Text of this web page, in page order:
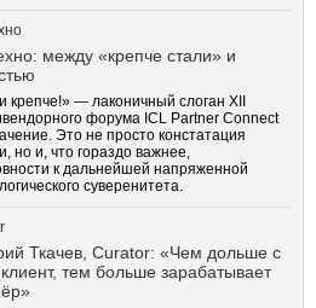
между «крепче стали» и
крепче!» — лаконичный слоган XII
форума ICL Partner Connect
Это не просто констатация
но и, что гораздо важнее,
к дальнейшей напряженной
суверенитета.
Ткачев, Curator: «Чем дольше с
тем больше зарабатывает